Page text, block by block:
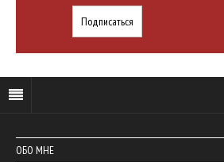
ОБО МНЕ